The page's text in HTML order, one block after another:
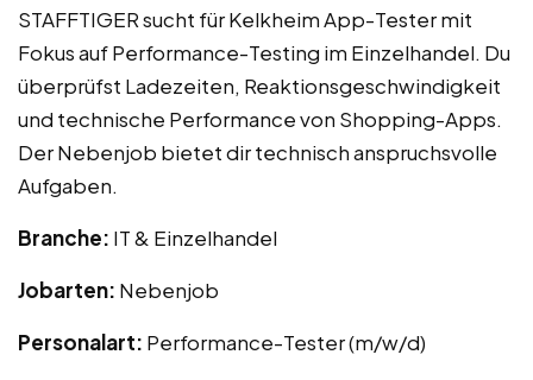
STAFFTIGER sucht für Kelkheim App-Tester mit
Fokus auf Performance-Testing im Einzelhandel. Du
überprüfst Ladezeiten, Reaktionsgeschwindigkeit
und technische Performance von Shopping-Apps.
Der Nebenjob bietet dir technisch anspruchsvolle
Aufgaben.
Branche: IT & Einzelhandel
Jobarten: Nebenjob
Personalart: Performance-Tester (m/w/d)